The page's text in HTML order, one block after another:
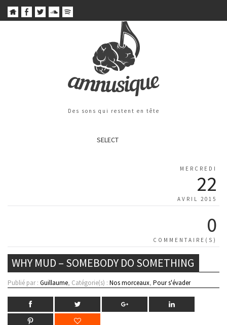
Des sons qui restent en tête
SELECT
MERCREDI
22
AVRIL 2015
0
COMMENTAIRE(S)
WHY MUD – SOMEBODY DO SOMETHING
Publié par : Guillaume, Catégorie(s) : Nos morceaux, Pour s'évader